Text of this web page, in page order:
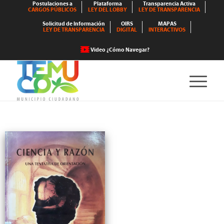
Postulaciones a
CARGOS PÚBLICOS
Plataforma
LEY DEL LOBBY
Transparencia Activa
LEY DE TRANSPARENCIA
Solicitud de Información
LEY DE TRANSPARENCIA
OIRS
DIGITAL
MAPAS
INTERACTIVOS
Video ¿Cómo Navegar?